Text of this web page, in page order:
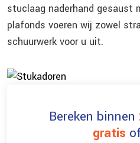
stuclaag naderhand gesaust
plafonds voeren wij zowel
schuurwerk voor u uit.
Bereken binnen
gratis